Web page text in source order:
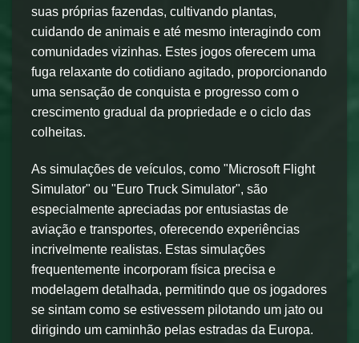
suas próprias fazendas, cultivando plantas,
cuidando de animais e até mesmo interagindo com
comunidades vizinhas. Estes jogos oferecem uma
fuga relaxante do cotidiano agitado, proporcionando
uma sensação de conquista e progresso com o
crescimento gradual da propriedade e o ciclo das
colheitas.
As simulações de veículos, como "Microsoft Flight
Simulator" ou "Euro Truck Simulator", são
especialmente apreciadas por entusiastas de
aviação e transportes, oferecendo experiências
incrivelmente realistas. Estas simulações
frequentemente incorporam física precisa e
modelagem detalhada, permitindo que os jogadores
se sintam como se estivessem pilotando um jato ou
dirigindo um caminhão pelas estradas da Europa.